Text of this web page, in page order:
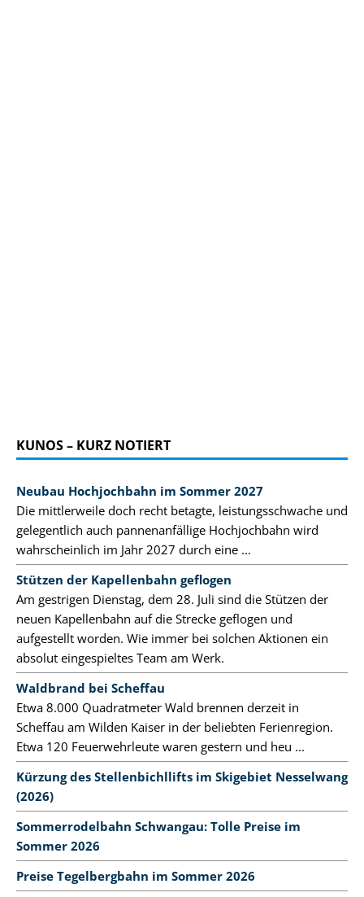
KUNOS – KURZ NOTIERT
Neubau Hochjochbahn im Sommer 2027
Die mittlerweile doch recht betagte, leistungsschwache und
gelegentlich auch pannenanfällige Hochjochbahn wird
wahrscheinlich im Jahr 2027 durch eine ...
Stützen der Kapellenbahn geflogen
Am gestrigen Dienstag, dem 28. Juli sind die Stützen der
neuen Kapellenbahn auf die Strecke geflogen und
aufgestellt worden. Wie immer bei solchen Aktionen ein
absolut eingespieltes Team am Werk.
Waldbrand bei Scheffau
Etwa 8.000 Quadratmeter Wald brennen derzeit in
Scheffau am Wilden Kaiser in der beliebten Ferienregion.
Etwa 120 Feuerwehrleute waren gestern und heu ...
Kürzung des Stellenbichllifts im Skigebiet Nesselwang
(2026)
Sommerrodelbahn Schwangau: Tolle Preise im
Sommer 2026
Preise Tegelbergbahn im Sommer 2026